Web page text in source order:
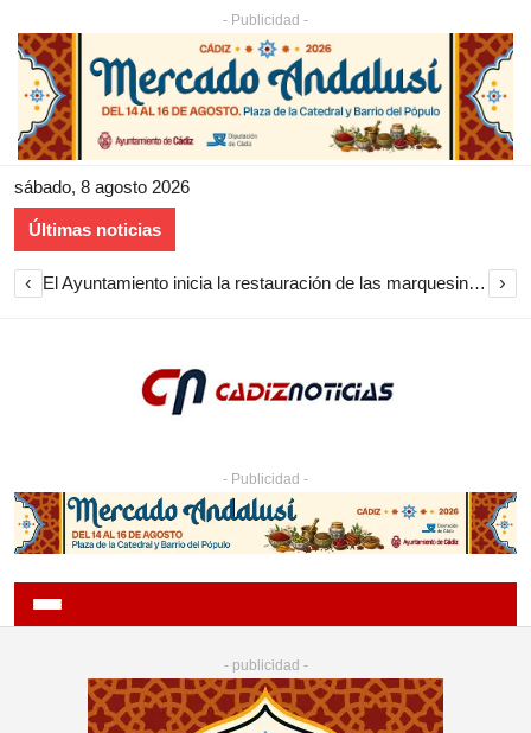
- Publicidad -
sábado, 8 agosto 2026
Últimas noticias
‹ El Ayuntamiento inicia la restauración de las marquesinas de Plaza Esteve para volver a instalarlas en el centro de Jerez ›
- Publicidad -
- publicidad -